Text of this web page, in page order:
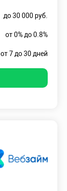
до 30 000 руб.
от 0% до 0.8%
от 7 до 30 дней